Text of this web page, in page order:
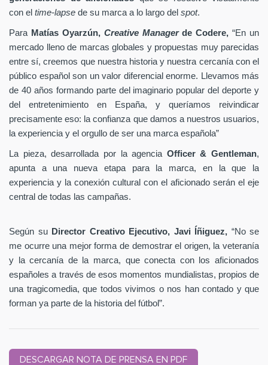
con el time-lapse de su marca a lo largo del spot.
Para Matías Oyarzún, Creative Managerde Codere,“En un
mercado lleno de marcas globales y propuestas muy parecidas
entre sí, creemos que nuestra historia y nuestra cercanía con el
público español son un valor diferencial enorme. Llevamos más
de 40 años formando parte del imaginario popular del deporte y
del entretenimiento en España, y queríamos reivindicar
precisamente eso: la confianza que damos a nuestros usuarios,
la experiencia y el orgullo de ser una marca española”
La pieza, desarrollada por la agencia Officer & Gentleman,
apunta a una nueva etapa para la marca, en la que la
experiencia y la conexión cultural con el aficionado serán el eje
central de todas las campañas.
Según su Director Creativo Ejecutivo, Javi Íñiguez, “No se
me ocurre una mejor forma de demostrar el origen, la veteranía
y la cercanía de la marca, que conecta con los aficionados
españoles a través de esos momentos mundialistas, propios de
una tragicomedia, que todos vivimos o nos han contado y que
forman ya parte de la historia del fútbol”.
DESCARGAR NOTA DE PRENSA EN PDF